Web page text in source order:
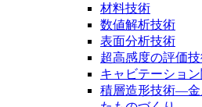
材料技術
数値解析技術
表面分析技術
超高感度の評価
キャビテーショ
積層造形技術―金